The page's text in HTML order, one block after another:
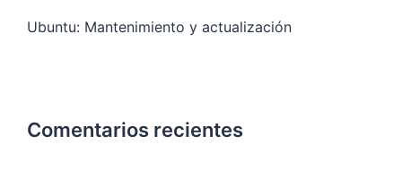
Ubuntu: Mantenimiento y actualización
Comentarios recientes